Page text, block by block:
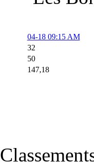
04-18 09:15 AM
32
50
147,18